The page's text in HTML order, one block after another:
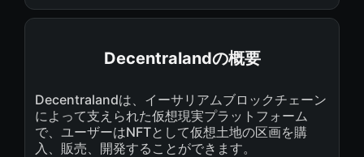
Decentralandの概要
Decentralandは、イーサリアムブロックチェーン
によって支えられた仮想現実プラットフォーム
で、ユーザーはNFTとして仮想土地の区画を購
入、販売、開発することができます。